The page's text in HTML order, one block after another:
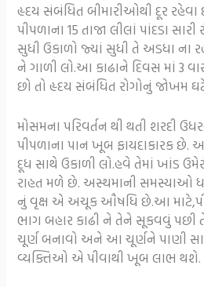
હૃદય સંબંધિત બીમારીઓથી દૂર રહેવા
પીપળાના 15 તાજા લીલાં પાંદડા સારી
સુધી ઉકાળો જ્યાં સુધી તે અડધા ના
ને ગાળી લો.આ કાઢાને દિવસ માં 3
છો તો હૃદય સંબંધિત રોગોનું જોખમ
મોસમના પરિવર્તન થી થતી શરદી
પીપળાના પાન ખૂબ ફાયદાકારક છે.
દૂધ સાથે ઉકાળી લો.હવે તેમાં ખાંડ
રાહત મળે છે. અસ્થમાની સમસ્યાઓ
નું વૃક્ષ એ અચૂક ઔષધિ છે.આ
ભાગ બહાર કાઢી ને તેને સૂકવવું પછી
ચૂર્ણ બનાવો અને આ ચૂર્ણને પાણી
વ્યક્તિઓ એ પીવાથી ખૂબ લાભ થશે.